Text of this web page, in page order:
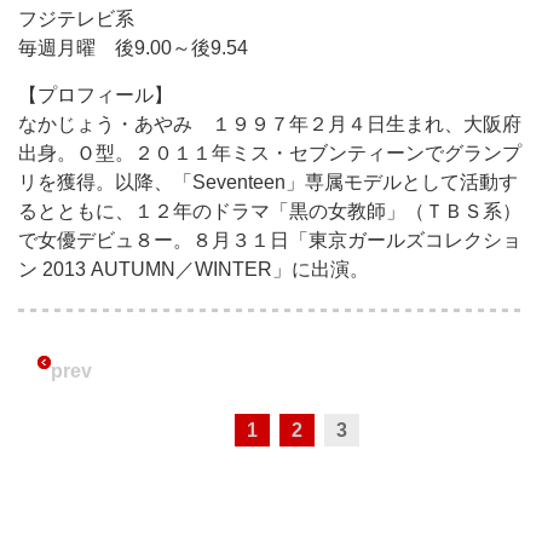
フジテレビ系
毎週月曜 後9.00～後9.54
【プロフィール】
なかじょう・あやみ １９９７年２月４日生まれ、大阪府
出身。Ｏ型。２０１１年ミス・セブンティーンでグランプ
リを獲得。以降、「Seventeen」専属モデルとして活動す
るとともに、１２年のドラマ「黒の女教師」（ＴＢＳ系）
で女優デビュ８ー。８月３１日「東京ガールズコレクショ
ン 2013 AUTUMN／WINTER」に出演。
prev
1 2 3